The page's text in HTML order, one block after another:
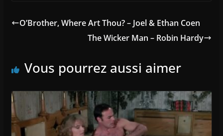
O’Brother, Where Art Thou? – Joel & Ethan Coen
The Wicker Man – Robin Hardy
Vous pourrez aussi aimer